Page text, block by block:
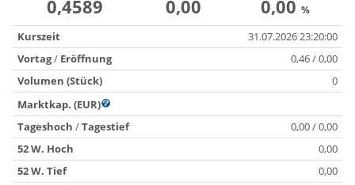
0,4589 0,00 0,00 %
Kurszeit
31.07.2026 23:20:00
Vortag/ Eröffnung
0,46 / 0,00
Volumen (Stück)
0
Marktkap. (EUR)
Tageshoch /Tagestief
0,00 / 0,00
52 W. Hoch
0,00
52 W. Tief
0,00